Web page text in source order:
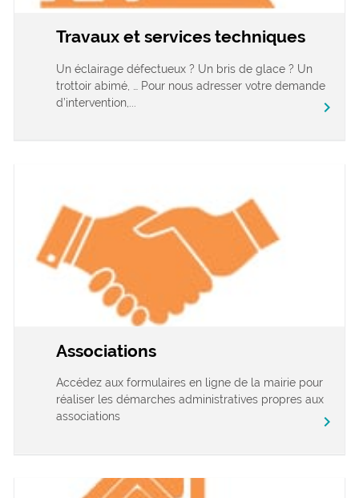
Travaux et services techniques
Un éclairage défectueux ? Un bris de glace ? Un
trottoir abimé, … Pour nous adresser votre demande
d’intervention,...
chevron_right
Associations
Accédez aux formulaires en ligne de la mairie pour
réaliser les démarches administratives propres aux
associations
chevron_right